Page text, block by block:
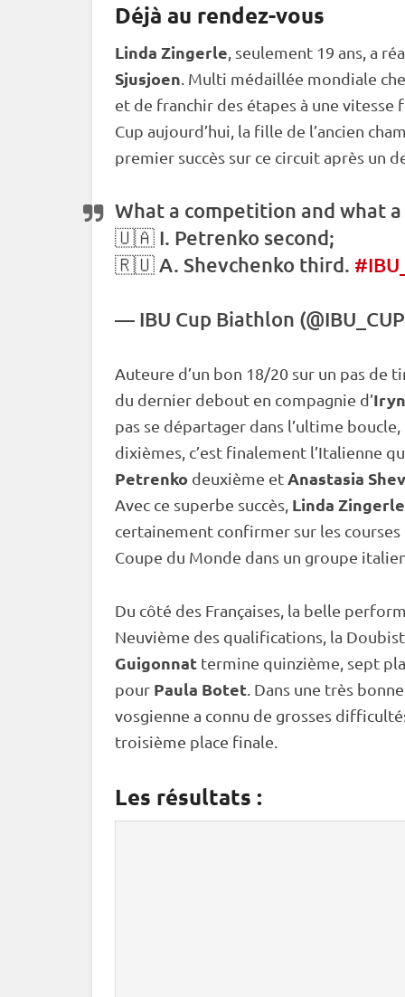
Déjà au rendez-vous
Linda Zingerle , seulement 19 ans, a
Sjusjoen . Multi médaillée mondiale
et de franchir des étapes à une vitesse
Cup aujourd’hui, la fille de l’ancien
premier succès sur ce circuit après un
What a competition and what
🇺🇦 I. Petrenko second;
🇷🇺 A. Shevchenko third.
— IBU Cup Biathlon
Auteure d’un bon 18/20 sur un pas de
du dernier debout en compagnie d’
pas se départager dans l’ultime
dixièmes, c’est finalement l’Italienne
Petrenko deuxième etAnastasia
Avec ce superbe succès, Linda Zingerle
certainement confirmer sur les
Coupe du Monde dans un groupe
Du côté des Françaises, la belle
Neuvième des qualifications, la
Guigonnat termine quinzième, sept
pour Paula Botet . Dans une très
vosgienne a connu de grosses
troisième place finale.
Les résultats :